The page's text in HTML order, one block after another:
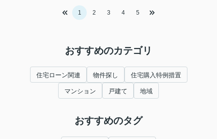
1 2 3 4 5
おすすめのカテゴリ
住宅ローン関連 物件探し 住宅購入特例措置
マンション 戸建て 地域
おすすめのタグ